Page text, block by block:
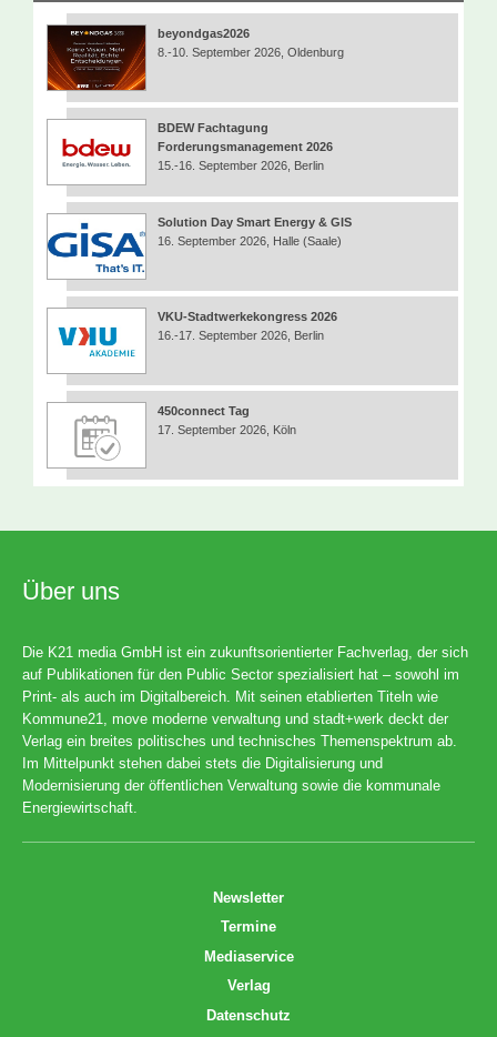
beyondgas2026
8.-10. September 2026, Oldenburg
BDEW Fachtagung
Forderungsmanagement 2026
15.-16. September 2026, Berlin
Solution Day Smart Energy & GIS
16. September 2026, Halle (Saale)
VKU-Stadtwerkekongress 2026
16.-17. September 2026, Berlin
450connect Tag
17. September 2026, Köln
Über uns
Die K21 media GmbH ist ein zukunftsorientierter Fachverlag, der sich
auf Publikationen für den Public Sector spezialisiert hat – sowohl im
Print- als auch im Digitalbereich. Mit seinen etablierten Titeln wie
Kommune21, move moderne verwaltung und stadt+werk deckt der
Verlag ein breites politisches und technisches Themenspektrum ab.
Im Mittelpunkt stehen dabei stets die Digitalisierung und
Modernisierung der öffentlichen Verwaltung sowie die kommunale
Energiewirtschaft.
Newsletter
Termine
Mediaservice
Verlag
Datenschutz